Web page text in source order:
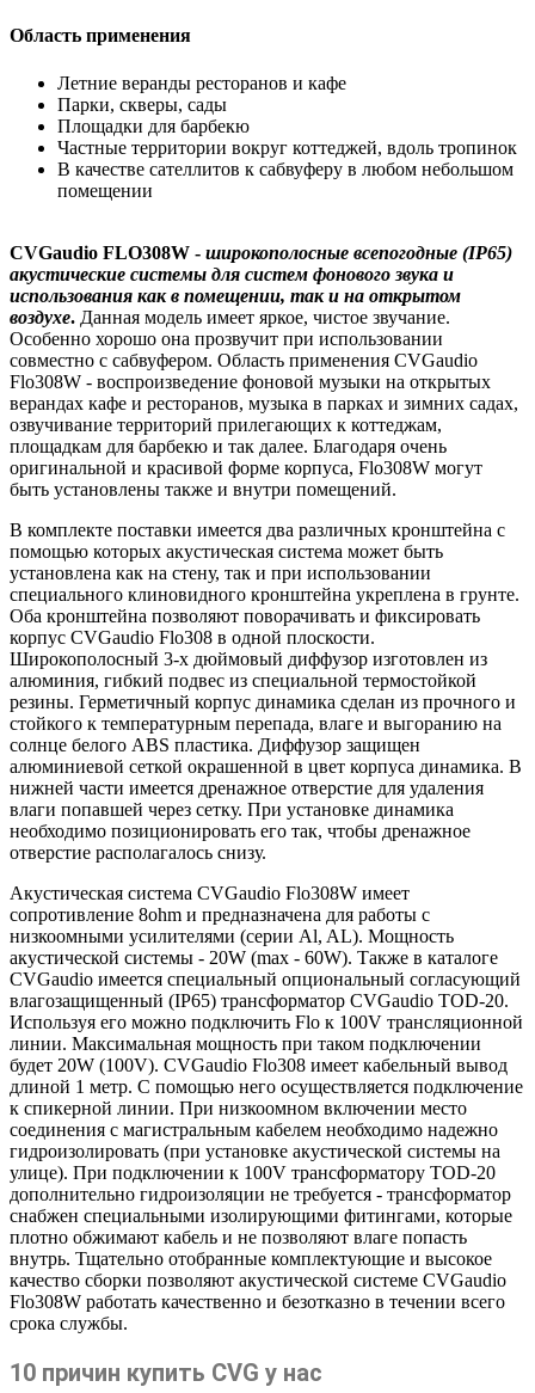
Область применения
Летние веранды ресторанов и кафе
Парки, скверы, сады
Площадки для барбекю
Частные территории вокруг коттеджей, вдоль тропинок
В качестве сателлитов к сабвуферу в любом небольшом
помещении
CVGaudio FLO308W - широкополосные всепогодные (IP65)
акустические системы для систем фонового звука и
использования как в помещении, так и на открытом
воздухе. Данная модель имеет яркое, чистое звучание.
Особенно хорошо она прозвучит при использовании
совместно с сабвуфером. Область применения CVGaudio
Flo308W - воспроизведение фоновой музыки на открытых
верандах кафе и ресторанов, музыка в парках и зимних садах,
озвучивание территорий прилегающих к коттеджам,
площадкам для барбекю и так далее. Благодаря очень
оригинальной и красивой форме корпуса, Flo308W могут
быть установлены также и внутри помещений.
В комплекте поставки имеется два различных кронштейна с
помощью которых акустическая система может быть
установлена как на стену, так и при использовании
специального клиновидного кронштейна укреплена в грунте.
Оба кронштейна позволяют поворачивать и фиксировать
корпус CVGaudio Flo308 в одной плоскости.
Широкополосный 3-х дюймовый диффузор изготовлен из
алюминия, гибкий подвес из специальной термостойкой
резины. Герметичный корпус динамика сделан из прочного и
стойкого к температурным перепада, влаге и выгоранию на
солнце белого ABS пластика. Диффузор защищен
алюминиевой сеткой окрашенной в цвет корпуса динамика. В
нижней части имеется дренажное отверстие для удаления
влаги попавшей через сетку. При установке динамика
необходимо позиционировать его так, чтобы дренажное
отверстие располагалось снизу.
Акустическая система CVGaudio Flo308W имеет
сопротивление 8ohm и предназначена для работы с
низкоомными усилителями (серии Al, AL). Мощность
акустической системы - 20W (max - 60W). Также в каталоге
CVGaudio имеется специальный опциональный согласующий
влагозащищенный (IP65) трансформатор CVGaudio TOD-20.
Используя его можно подключить Flo к 100V трансляционной
линии. Максимальная мощность при таком подключении
будет 20W (100V). CVGaudio Flo308 имеет кабельный вывод
длиной 1 метр. С помощью него осуществляется подключение
к спикерной линии. При низкоомном включении место
соединения с магистральным кабелем необходимо надежно
гидроизолировать (при установке акустической системы на
улице). При подключении к 100V трансформатору TOD-20
дополнительно гидроизоляции не требуется - трансформатор
снабжен специальными изолирующими фитингами, которые
плотно обжимают кабель и не позволяют влаге попасть
внутрь. Тщательно отобранные комплектующие и высокое
качество сборки позволяют акустической системе CVGaudio
Flo308W работать качественно и безотказно в течении всего
срока службы.
10 причин купить CVG у нас